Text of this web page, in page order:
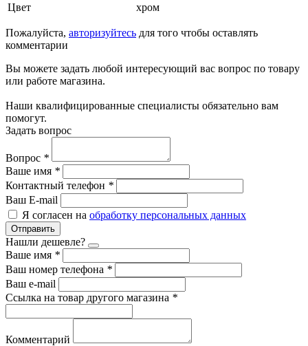
Цвет
хром
Пожалуйста, авторизуйтесь для того чтобы оставлять
комментарии
Вы можете задать любой интересующий вас вопрос по товару
или работе магазина.
Наши квалифицированные специалисты обязательно вам
помогут.
Задать вопрос
Вопрос *
Ваше имя *
Контактный телефон *
Ваш E-mail
Я согласен на обработку персональных данных
Отправить
Нашли дешевле?
Ваше имя *
Ваш номер телефона *
Ваш e-mail
Ссылка на товар другого магазина *
Комментарий